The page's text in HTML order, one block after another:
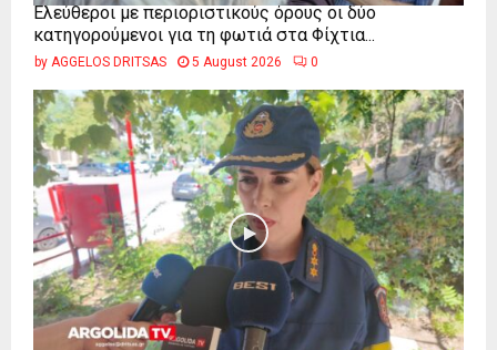
Ελεύθεροι με περιοριστικούς όρους οι δύο
κατηγορούμενοι για τη φωτιά στα Φίχτια...
by AGGELOS DRITSAS 5 August 2026 0